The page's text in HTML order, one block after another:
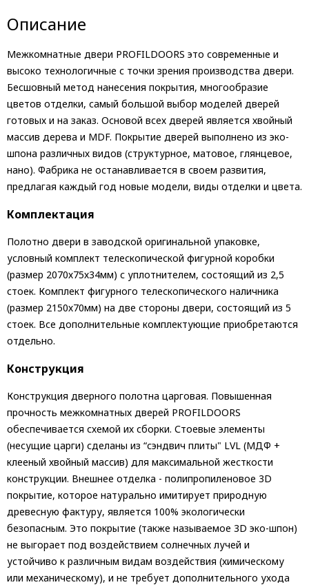
Описание
Межкомнатные двери PROFILDOORS это современные и
высоко технологичные с точки зрения производства двери.
Бесшовный метод нанесения покрытия, многообразие
цветов отделки, самый большой выбор моделей дверей
готовых и на заказ. Основой всех дверей является хвойный
массив дерева и MDF. Покрытие дверей выполнено из эко-
шпона различных видов (структурное, матовое, глянцевое,
нано). Фабрика не останавливается в своем развития,
предлагая каждый год новые модели, виды отделки и цвета.
Комплектация
Полотно двери в заводской оригинальной упаковке,
условный комплект телескопической фигурной коробки
(размер 2070х75х34мм) с уплотнителем, состоящий из 2,5
стоек. Комплект фигурного телескопического наличника
(размер 2150х70мм) на две стороны двери, состоящий из 5
стоек. Все дополнительные комплектующие приобретаются
отдельно.
Конструкция
Конструкция дверного полотна царговая. Повышенная
прочность межкомнатных дверей PROFILDOORS
обеспечивается схемой их сборки. Стоевые элементы
(несущие царги) сделаны из “сэндвич плиты" LVL (МДФ +
клееный хвойный массив) для максимальной жесткости
конструкции. Внешнее отделка - полипропиленовое 3D
покрытие, которое натурально имитирует природную
древесную фактуру, является 100% экологически
безопасным. Это покрытие (также называемое 3D эко-шпон)
не выгорает под воздействием солнечных лучей и
устойчиво к различным видам воздействия (химическому
или механическому), и не требует дополнительного ухода